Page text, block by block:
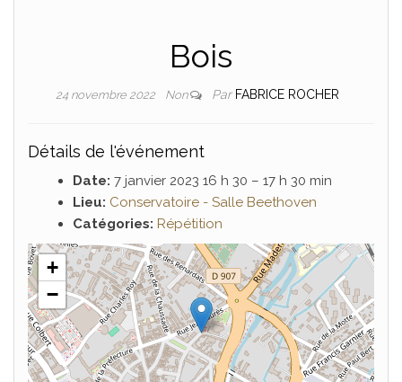
Bois
24 novembre 2022 Non Par FABRICE ROCHER
Détails de l'événement
Date: 7 janvier 2023 16 h 30 – 17 h 30 min
Lieu: Conservatoire - Salle Beethoven
Catégories: Répétition
+
−